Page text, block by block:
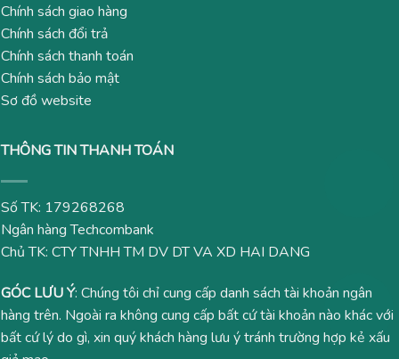
Chính sách giao hàng
Chính sách đổi trả
Chính sách thanh toán
Chính sách bảo mật
Sơ đồ website
THÔNG TIN THANH TOÁN
Số TK: 179268268
Ngân hàng Techcombank
Chủ TK: CTY TNHH TM DV DT VA XD HAI DANG
GÓC LƯU Ý: Chúng tôi chỉ cung cấp danh sách tài khoản ngân
hàng trên. Ngoài ra không cung cấp bất cứ tài khoản nào khác với
bất cứ lý do gì, xin quý khách hàng lưu ý tránh trường hợp kẻ xấu